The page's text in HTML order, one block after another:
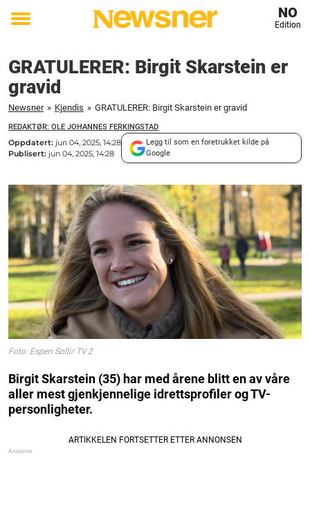
Toggle
NO
Edition
GRATULERER: Birgit Skarstein er
gravid
Newsner » Kjendis » GRATULERER: Birgit Skarstein er gravid
REDAKTØR: OLE JOHANNES FERKINGSTAD
Oppdatert: jun 04, 2025, 14:28
Publisert: jun 04, 2025, 14:28
Legg til som en foretrukket kilde på
Google
Foto: Espen Solli/ TV 2
Birgit Skarstein (35) har med årene blitt en av våre
aller mest gjenkjennelige idrettsprofiler og TV-
personligheter.